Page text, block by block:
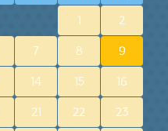
1 2
7 8 9
14 15 16
21 22 23